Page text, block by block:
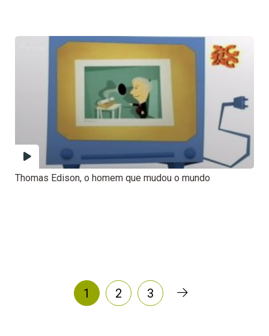
Thomas Edison, o homem que mudou o mundo
1 2 3